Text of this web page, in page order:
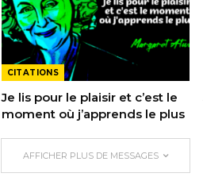
CITATIONS
Je lis pour le plaisir et c’est le
moment où j’apprends le plus
AFFICHER PLUS DE MESSAGES